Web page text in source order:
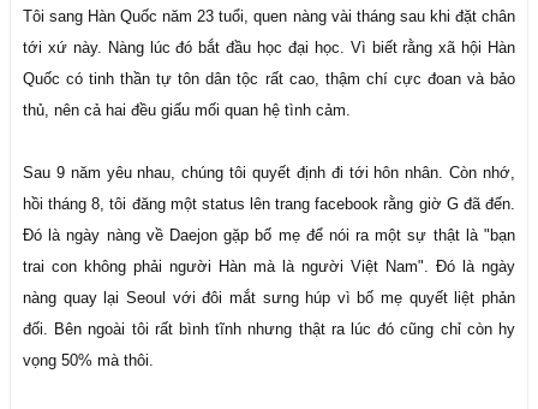
Tôi sang Hàn Quốc năm 23 tuổi, quen nàng vài tháng sau khi đặt chân
tới xứ này. Nàng lúc đó bắt đầu học đại học. Vì biết rằng xã hội Hàn
Quốc có tinh thần tự tôn dân tộc rất cao, thậm chí cực đoan và bảo
thủ, nên cả hai đều giấu mối quan hệ tình cảm.
Sau 9 năm yêu nhau, chúng tôi quyết định đi tới hôn nhân. Còn nhớ,
hồi tháng 8, tôi đăng một status lên trang facebook rằng giờ G đã đến.
Đó là ngày nàng về Daejon gặp bố mẹ để nói ra một sự thật là "bạn
trai con không phải người Hàn mà là người Việt Nam". Đó là ngày
nàng quay lại Seoul với đôi mắt sưng húp vì bố mẹ quyết liệt phản
đối. Bên ngoài tôi rất bình tĩnh nhưng thật ra lúc đó cũng chỉ còn hy
vọng 50% mà thôi.